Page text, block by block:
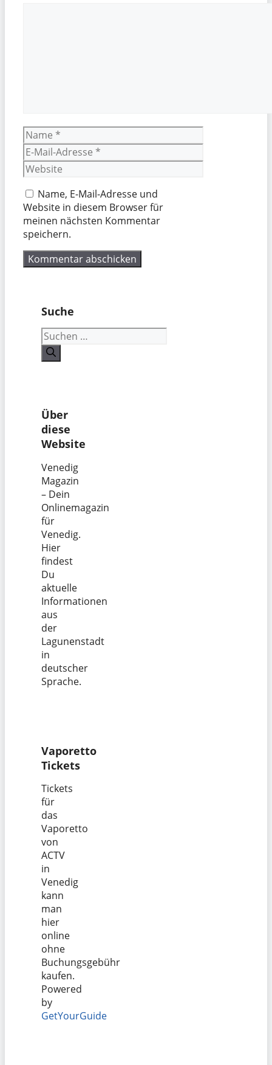
Name
E-
Mail-
Adresse
Website
Name, E-Mail-Adresse und
Website in diesem Browser für
meinen nächsten Kommentar
speichern.
Suche
Suchen
nach:
Über
diese
Website
Venedig
Magazin
– Dein
Onlinemagazin
für
Venedig.
Hier
findest
Du
aktuelle
Informationen
aus
der
Lagunenstadt
in
deutscher
Sprache.
Vaporetto
Tickets
Tickets
für
das
Vaporetto
von
ACTV
in
Venedig
kann
man
hier
online
ohne
Buchungsgebühr
kaufen.
Powered
by
GetYourGuide